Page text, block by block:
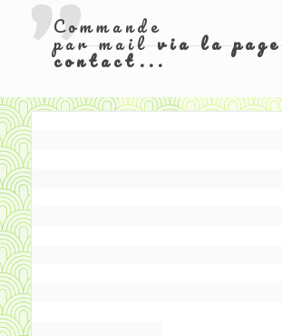
Commande
par mailvia la page
contact...